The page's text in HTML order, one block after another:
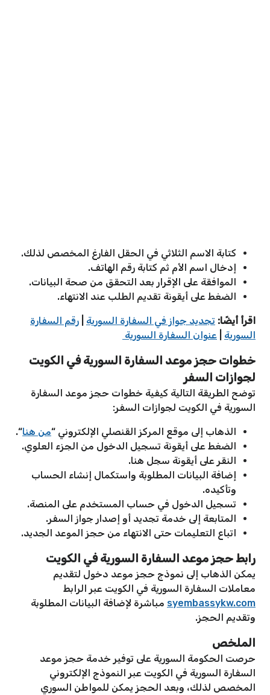
كتابة الاسم الثلاثي في الحقل الفارغ المخصص لذلك.
إدخال اسم الأم ثم كتابة رقم الهاتف.
الموافقة على الإقرار بعد التحقق من صحة البيانات.
الضغط على أيقونة تقديم الطلب عند الانتهاء.
اقرأ أيضًا: تجديد جواز في السفارة السورية
رقم السفارة
السورية
عنوان السفارة السورية
خطوات حجز موعد السفارة السورية في الكويت
لجوازات السفر
توضح الطريقة التالية كيفية خطوات حجز موعد السفارة
السورية في الكويت لجوازات السفر:
الذهاب إلى موقع المركز القنصلي الإلكتروني “من هنا“.
الضغط على أيقونة تسجيل الدخول من الجزء العلوي.
النقر على أيقونة سجل هنا.
إضافة البيانات المطلوبة واستكمال إنشاء الحساب
وتأكيده.
تسجيل الدخول في حساب المستخدم على المنصة.
المتابعة إلى خدمة تجديد أو إصدار جواز السفر.
اتباع التعليمات حتى الانتهاء من حجز الموعد الجديد.
رابط حجز موعد السفارة السورية في الكويت
يمكن الذهاب إلى نموذج حجز موعد دخول لتقديم
معاملات السفارة السورية في الكويت عبر الرابط
syembassykw.com مباشرة لإضافة البيانات المطلوبة
وتقديم الحجز.
الملخص
حرصت الحكومة السورية على توفير خدمة حجز موعد
السفارة السورية في الكويت عبر النموذج الإلكتروني
المخصص لذلك، وبعد الحجز يمكن للمواطن السوري